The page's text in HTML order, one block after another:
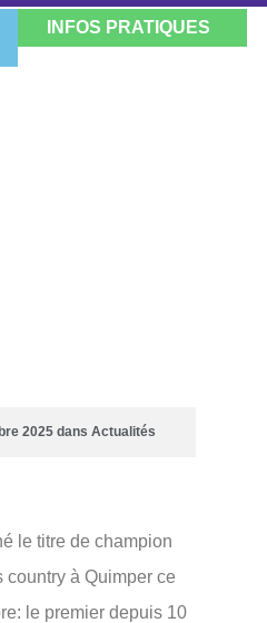
INFOS PRATIQUES
2025 dans Actualités
le titre de champion
country à Quimper ce
le premier depuis 10